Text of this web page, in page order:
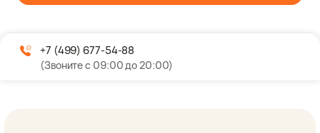
+7 (499) 677-54-88
(Звоните с 09:00 до 20:00)